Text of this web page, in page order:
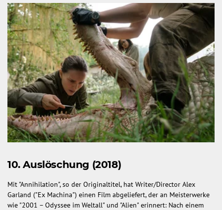
10. Auslöschung (2018)
Mit "Annihilation", so der Originaltitel, hat Writer/Director Alex
Garland ("Ex Machina") einen Film abgeliefert, der an Meisterwerke
wie "2001 – Odyssee im Weltall" und "Alien" erinnert: Nach einem